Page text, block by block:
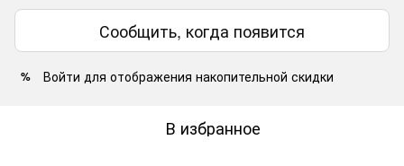
Сообщить, когда появится
% Войти для отображения накопительной скидки
В избранное